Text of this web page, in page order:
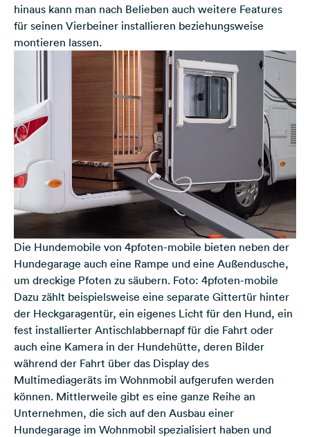
hinaus kann man nach Belieben auch weitere Features
für seinen Vierbeiner installieren beziehungsweise
montieren lassen.
Die Hundemobile von 4pfoten-mobile bieten neben der
Hundegarage auch eine Rampe und eine Außendusche,
um dreckige Pfoten zu säubern. Foto: 4pfoten-mobile
Dazu zählt beispielsweise eine separate Gittertür hinter
der Heckgaragentür, ein eigenes Licht für den Hund, ein
fest installierter Antischlabbernapf für die Fahrt oder
auch eine Kamera in der Hundehütte, deren Bilder
während der Fahrt über das Display des
Multimediageräts im Wohnmobil aufgerufen werden
können. Mittlerweile gibt es eine ganze Reihe an
Unternehmen, die sich auf den Ausbau einer
Hundegarage im Wohnmobil spezialisiert haben und